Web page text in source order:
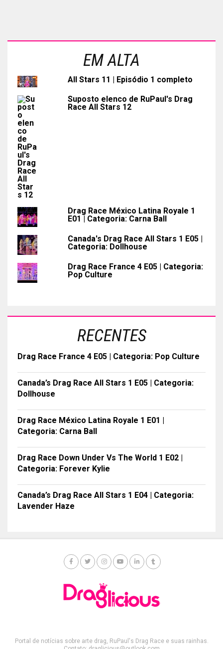
EM ALTA
All Stars 11 | Episódio 1 completo
Suposto elenco de RuPaul's Drag
Race All Stars 12
Drag Race México Latina Royale 1
E01 | Categoria: Carna Ball
Canada's Drag Race All Stars 1 E05 |
Categoria: Dollhouse
Drag Race France 4 E05 | Categoria:
Pop Culture
RECENTES
Drag Race France 4 E05 | Categoria: Pop Culture
Canada’s Drag Race All Stars 1 E05 | Categoria:
Dollhouse
Drag Race México Latina Royale 1 E01 |
Categoria: Carna Ball
Drag Race Down Under Vs The World 1 E02 |
Categoria: Forever Kylie
Canada’s Drag Race All Stars 1 E04 | Categoria:
Lavender Haze
Portal de notícias sobre arte drag, RuPaul's Drag Race e suas rainhas.